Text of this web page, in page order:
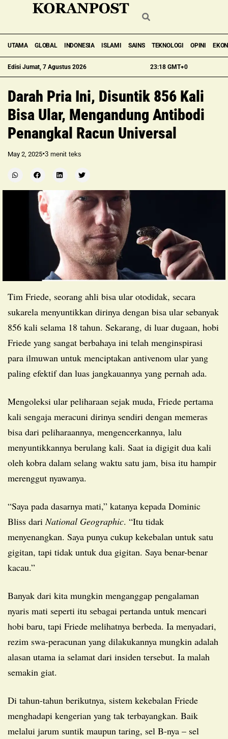
Edisi Jumat, 7 Agustus 2026 23:18 GMT+0
UTAMA GLOBAL INDONESIA ISLAMI SAINS TEKNOLOGI OPINI
Darah Pria Ini, Disuntik 856 Kali
Bisa Ular, Mengandung Antibodi
Penangkal Racun Universal
May 2, 2025•3 menit teks
Tim Friede, seorang ahli bisa ular otodidak, secara
sukarela menyuntikkan dirinya dengan bisa ular sebanyak
856 kali selama 18 tahun. Sekarang, di luar dugaan, hobi
Friede yang sangat berbahaya ini telah menginspirasi
para ilmuwan untuk menciptakan antivenom ular yang
paling efektif dan luas jangkauannya yang pernah ada.
Mengoleksi ular peliharaan sejak muda, Friede pertama
kali sengaja meracuni dirinya sendiri dengan memeras
bisa dari peliharaannya, mengencerkannya, lalu
menyuntikkannya berulang kali. Saat ia digigit dua kali
oleh kobra dalam selang waktu satu jam, bisa itu hampir
merenggut nyawanya.
“Saya pada dasarnya mati,” katanya kepada Dominic
Bliss dari National Geographic. “Itu tidak
menyenangkan. Saya punya cukup kekebalan untuk satu
gigitan, tapi tidak untuk dua gigitan. Saya benar-benar
kacau.”
Banyak dari kita mungkin menganggap pengalaman
nyaris mati seperti itu sebagai pertanda untuk mencari
hobi baru, tapi Friede melihatnya berbeda. Ia menyadari,
rezim swa-peracunan yang dilakukannya mungkin adalah
alasan utama ia selamat dari insiden tersebut. Ia malah
semakin giat.
Di tahun-tahun berikutnya, sistem kekebalan Friede
menghadapi kengerian yang tak terbayangkan. Baik
melalui jarum suntik maupun taring, sel B-nya – sel